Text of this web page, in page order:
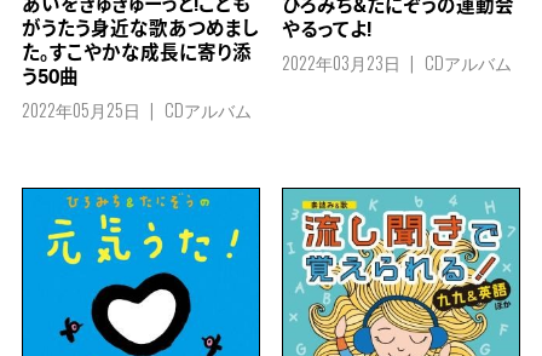
あいをぎゅぎゅーっと!こども
がうたう身近な歌あつめまし
た。すこやかな成長に寄り添
う50曲
2022年05月25日 CDアルバム
ひろみち&たにぞうの運動会
やるってよ!
2022年03月23日 CDアルバム